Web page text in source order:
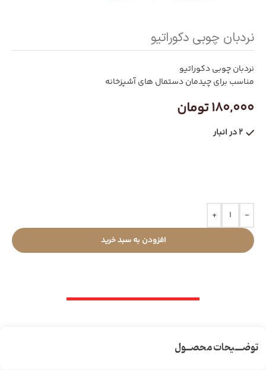
نردبان چوبی دکوراتیو
نردبان چوبی دکوراتیو
مناسب برای چیدمان دستمال های آشپزخانه
180,000تومان
2 در انبار
-
+
افزودن به سبد خرید
توضـــیحات محصــول